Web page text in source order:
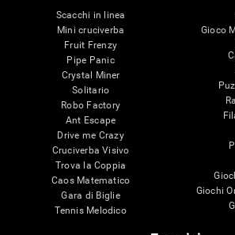
Scacchi in linea
Mini cruciverba
Fruit Frenzy
Pipe Panic
Crystal Miner
Solitario
Robo Factory
Ant Escape
Drive me Crazy
Cruciverba Visivo
Trova la Coppia
Caos Matematico
Gara di Biglie
Tennis Melodico
Gioco
Giochi